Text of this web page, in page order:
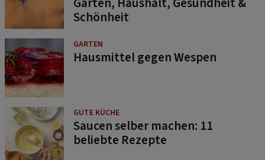
Schönheit
GARTEN
Hausmittel gegen Wespen
GUTE KÜCHE
Saucen selber machen: 11
beliebte Rezepte